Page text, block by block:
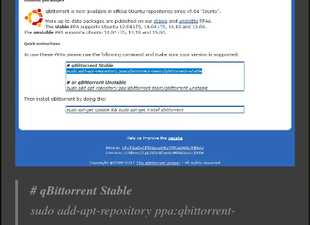
# qBittorrent Stable
sudo add-apt-repository ppa:qbittorrent-